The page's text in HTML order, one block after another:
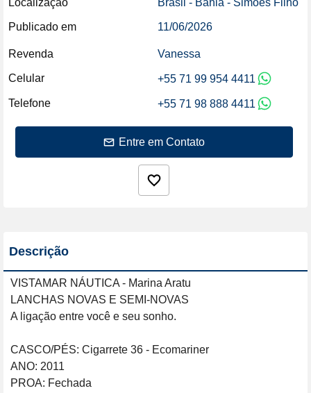
Localização Brasil - Bahia - Simões Filho
Publicado em 11/06/2026
Revenda Vanessa
Celular +55 71 99 954 4411
Telefone +55 71 98 888 4411
Entre em Contato
Descrição
VISTAMAR NÁUTICA - Marina Aratu
LANCHAS NOVAS E SEMI-NOVAS
A ligação entre você e seu sonho.
CASCO/PÉS: Cigarrete 36 - Ecomariner
ANO: 2011
PROA: Fechada